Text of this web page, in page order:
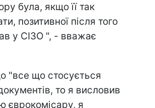
була, якщо її так
позитивної після того
у СІЗО ", - вважає
"все що стосується
то я висловив
єврокомісару, я